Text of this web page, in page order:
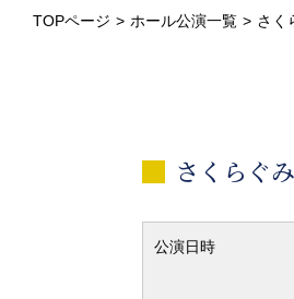
TOPページ ホール公演一覧 さく
さくらぐ
公演日時